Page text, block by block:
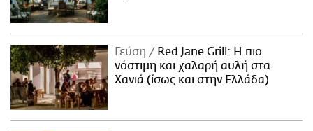
Γεύση
Red Jane Grill: Η πιο
νόστιμη και χαλαρή αυλή στα
Χανιά (ίσως και στην Ελλάδα)